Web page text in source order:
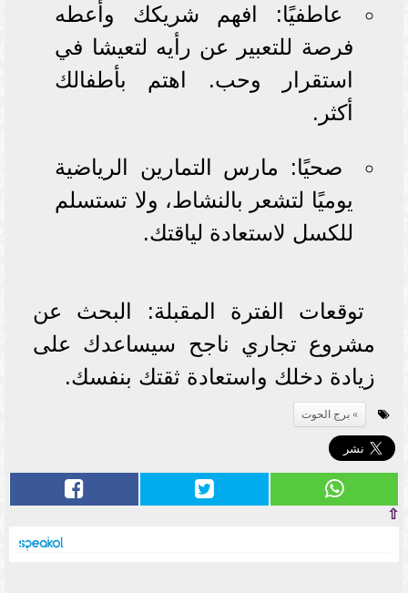
عاطفيًا: افهم شريكك وأعطه
فرصة للتعبير عن رأيه لتعيشا في
استقرار وحب. اهتم بأطفالك
أكثر.
صحيًا: مارس التمارين الرياضية
يوميًا لتشعر بالنشاط، ولا تستسلم
للكسل لاستعادة لياقتك.
توقعات الفترة المقبلة: البحث عن
مشروع تجاري ناجح سيساعدك على
زيادة دخلك واستعادة ثقتك بنفسك.
برج الحوت
⇧